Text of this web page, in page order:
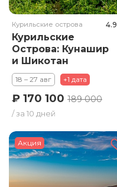
Курильские острова 4.9
Курильские
Острова: Кунашир
и Шикотан
18 – 27 авг +1 дата
₽ 170 100 189 000
/ за 10 дней
Акция